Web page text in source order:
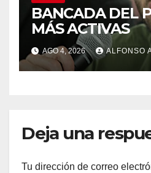
BANCADA DEL
MÁS ACTIVAS
AGO 4, 2026 ALFONSO
Deja una
Tu dirección de correo